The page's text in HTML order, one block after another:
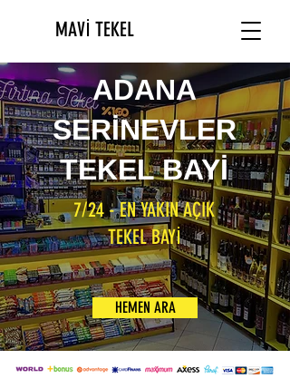
MAVİ TEKEL
ADANA
SERİNEVLER
TEKEL BAYİ
7/24 - EN YAKIN AÇIK
TEKEL BAYİ
HEMEN ARA